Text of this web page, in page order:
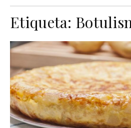
Etiqueta: